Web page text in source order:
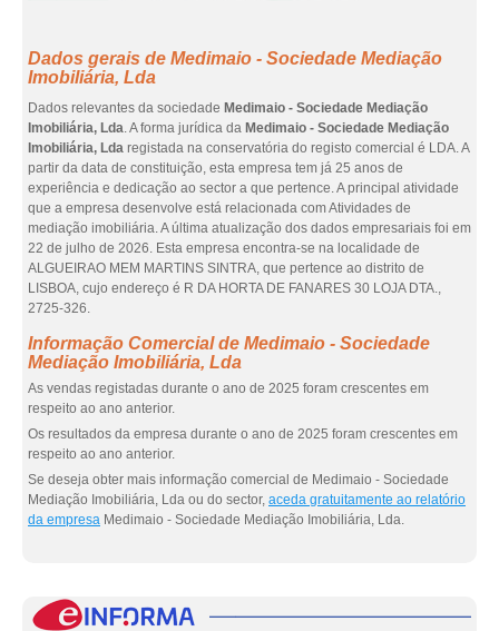
Dados gerais de Medimaio - Sociedade Mediação
Imobiliária, Lda
Dados relevantes da sociedade Medimaio - Sociedade Mediação
Imobiliária, Lda. A forma jurídica da Medimaio - Sociedade Mediação
Imobiliária, Lda registada na conservatória do registo comercial é LDA. A
partir da data de constituição, esta empresa tem já 25 anos de
experiência e dedicação ao sector a que pertence. A principal atividade
que a empresa desenvolve está relacionada com Atividades de
mediação imobiliária. A última atualização dos dados empresariais foi em
22 de julho de 2026. Esta empresa encontra-se na localidade de
ALGUEIRAO MEM MARTINS SINTRA, que pertence ao distrito de
LISBOA, cujo endereço é R DA HORTA DE FANARES 30 LOJA DTA.,
2725-326.
Informação Comercial de Medimaio - Sociedade
Mediação Imobiliária, Lda
As vendas registadas durante o ano de 2025 foram crescentes em
respeito ao ano anterior.
Os resultados da empresa durante o ano de 2025 foram crescentes em
respeito ao ano anterior.
Se deseja obter mais informação comercial de Medimaio - Sociedade
Mediação Imobiliária, Lda ou do sector, aceda gratuitamente ao relatório
da empresa Medimaio - Sociedade Mediação Imobiliária, Lda.